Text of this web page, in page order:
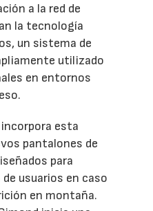
a la red de
la tecnología
un sistema de
utilizado
en entornos
esta
pantalones de
para
usuarios en caso
en montaña.